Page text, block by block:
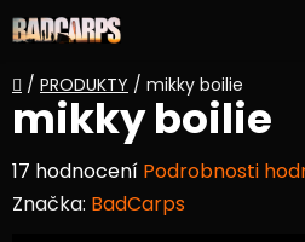
Přejít
na
Domů
/ PRODUKTY / mikky boilie
mikky boilie
Průměrné
hodnocení
17 hodnocení Podrobnosti
Značka: BadCarps